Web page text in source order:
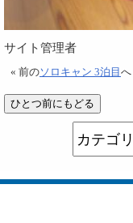
サイト管理者
« 前のソロキャン 3泊目 へ